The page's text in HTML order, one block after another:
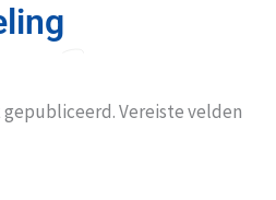
Vereiste velden